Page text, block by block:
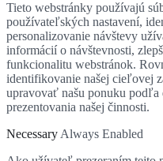
Tieto webstránky používajú
používateľských nastavení,
personalizovanie návštevy
informácií o návštevnosti,
funkcionalitu webstránok.
identifikovanie našej cieľovej
upravovať našu ponuku podľa
prezentovania našej činnosti.
Necessary Always Enabled